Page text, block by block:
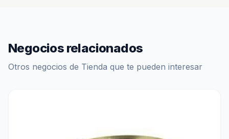
Negocios relacionados
Otros negocios de Tienda que te pueden interesar